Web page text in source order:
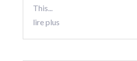
This...
lire plus